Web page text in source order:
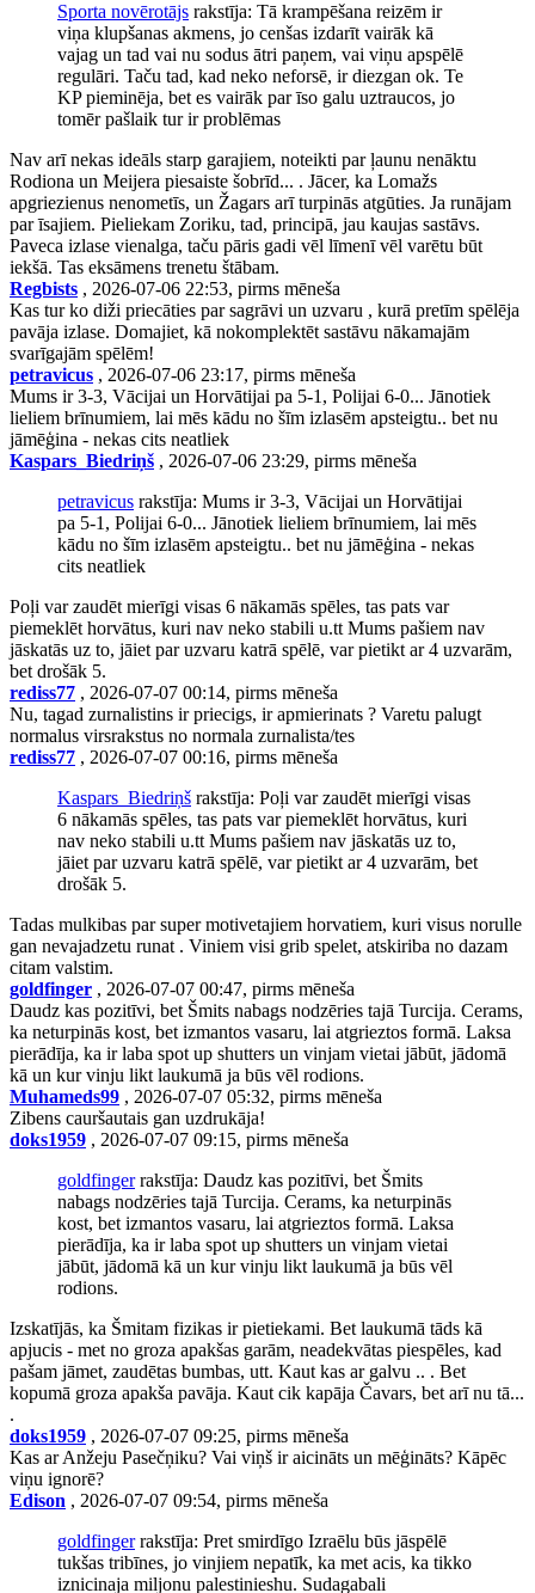
Sporta novērotājs rakstīja: Tā krampēšana reizēm ir
viņa klupšanas akmens, jo cenšas izdarīt vairāk kā
vajag un tad vai nu sodus ātri paņem, vai viņu apspēlē
regulāri. Taču tad, kad neko neforsē, ir diezgan ok. Te
KP pieminēja, bet es vairāk par īso galu uztraucos, jo
tomēr pašlaik tur ir problēmas
Nav arī nekas ideāls starp garajiem, noteikti par ļaunu nenāktu
Rodiona un Meijera piesaiste šobrīd... . Jācer, ka Lomažs
apgriezienus nenometīs, un Žagars arī turpinās atgūties. Ja runājam
par īsajiem. Pieliekam Zoriku, tad, principā, jau kaujas sastāvs.
Paveca izlase vienalga, taču pāris gadi vēl līmenī vēl varētu būt
iekšā. Tas eksāmens trenetu štābam.
Regbists , 2026-07-06 22:53, pirms mēneša
Kas tur ko diži priecāties par sagrāvi un uzvaru , kurā pretīm spēlēja
pavāja izlase. Domajiet, kā nokomplektēt sastāvu nākamajām
svarīgajām spēlēm!
petravicus , 2026-07-06 23:17, pirms mēneša
Mums ir 3-3, Vācijai un Horvātijai pa 5-1, Polijai 6-0... Jānotiek
lieliem brīnumiem, lai mēs kādu no šīm izlasēm apsteigtu.. bet nu
jāmēģina - nekas cits neatliek
Kaspars_Biedriņš , 2026-07-06 23:29, pirms mēneša
petravicus rakstīja: Mums ir 3-3, Vācijai un Horvātijai
pa 5-1, Polijai 6-0... Jānotiek lieliem brīnumiem, lai mēs
kādu no šīm izlasēm apsteigtu.. bet nu jāmēģina - nekas
cits neatliek
Poļi var zaudēt mierīgi visas 6 nākamās spēles, tas pats var
piemeklēt horvātus, kuri nav neko stabili u.tt Mums pašiem nav
jāskatās uz to, jāiet par uzvaru katrā spēlē, var pietikt ar 4 uzvarām,
bet drošāk 5.
rediss77 , 2026-07-07 00:14, pirms mēneša
Nu, tagad zurnalistins ir priecigs, ir apmierinats ? Varetu palugt
normalus virsrakstus no normala zurnalista/tes
rediss77 , 2026-07-07 00:16, pirms mēneša
Kaspars_Biedriņš rakstīja: Poļi var zaudēt mierīgi visas
6 nākamās spēles, tas pats var piemeklēt horvātus, kuri
nav neko stabili u.tt Mums pašiem nav jāskatās uz to,
jāiet par uzvaru katrā spēlē, var pietikt ar 4 uzvarām, bet
drošāk 5.
Tadas mulkibas par super motivetajiem horvatiem, kuri visus norulle
gan nevajadzetu runat . Viniem visi grib spelet, atskiriba no dazam
citam valstim.
goldfinger , 2026-07-07 00:47, pirms mēneša
Daudz kas pozitīvi, bet Šmits nabags nodzēries tajā Turcija. Cerams,
ka neturpinās kost, bet izmantos vasaru, lai atgrieztos formā. Laksa
pierādīja, ka ir laba spot up shutters un vinjam vietai jābūt, jādomā
kā un kur vinju likt laukumā ja būs vēl rodions.
Muhameds99 , 2026-07-07 05:32, pirms mēneša
Zibens cauršautais gan uzdrukāja!
doks1959 , 2026-07-07 09:15, pirms mēneša
goldfingerrakstīja: Daudz kas pozitīvi, bet Šmits
nabags nodzēries tajā Turcija. Cerams, ka neturpinās
kost, bet izmantos vasaru, lai atgrieztos formā. Laksa
pierādīja, ka ir laba spot up shutters un vinjam vietai
jābūt, jādomā kā un kur vinju likt laukumā ja būs vēl
rodions.
Izskatījās, ka Šmitam fizikas ir pietiekami. Bet laukumā tāds kā
apjucis - met no groza apakšas garām, neadekvātas piespēles, kad
pašam jāmet, zaudētas bumbas, utt. Kaut kas ar galvu .. . Bet
kopumā groza apakša pavāja. Kaut cik kapāja Čavars, bet arī nu tā...
.
doks1959 , 2026-07-07 09:25, pirms mēneša
Kas ar Anžeju Pasečņiku? Vai viņš ir aicināts un mēģināts? Kāpēc
viņu ignorē?
Edison , 2026-07-07 09:54, pirms mēneša
goldfingerrakstīja: Pret smirdīgo Izraēlu būs jāspēlē
tukšas tribīnes, jo vinjiem nepatīk, ka met acis, ka tikko
iznicinaja miljonu palestinieshu. Sudagabali